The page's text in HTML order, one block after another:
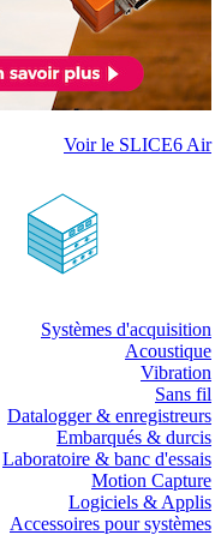
Voir le SLICE6 Air
Systèmes d'acquisition
Acoustique
Vibration
Sans fil
Datalogger & enregistreurs
Embarqués & durcis
Laboratoire & banc d'essais
Motion Capture
Logiciels & Applis
Accessoires pour systèmes